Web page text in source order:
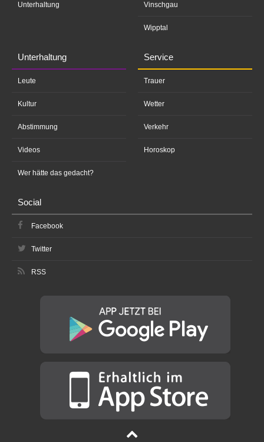
Unterhaltung Vinschgau
Wipptal
Unterhaltung
Leute
Kultur
Abstimmung
Videos
Wer hätte das gedacht?
Service
Trauer
Wetter
Verkehr
Horoskop
Social
Facebook
Twitter
RSS